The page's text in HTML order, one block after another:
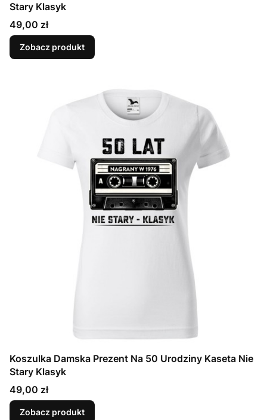
Stary Klasyk
Cena
49,00 zł
Zobacz produkt
Koszulka Damska Prezent Na 50 Urodziny Kaseta Nie
Stary Klasyk
Cena
49,00 zł
Zobacz produkt